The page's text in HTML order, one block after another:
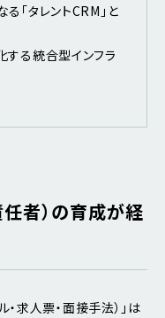
「タレントCRM」と
する統合型インフラ
任者）の育成が経
求人票・面接手法）」は